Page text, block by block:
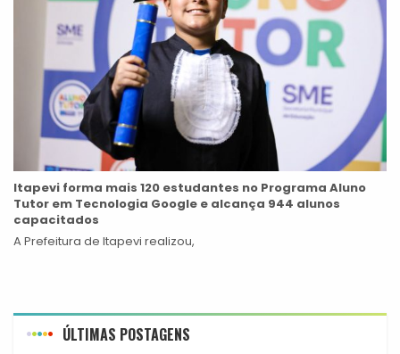
Itapevi forma mais 120 estudantes no Programa Aluno
Tutor em Tecnologia Google e alcança 944 alunos
capacitados
A Prefeitura de Itapevi realizou,
ÚLTIMAS POSTAGENS